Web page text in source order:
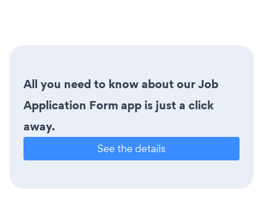
All you need to know about our Job
Application Form app is just a click
away.
See the details